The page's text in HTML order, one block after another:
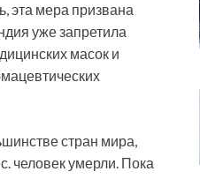
эта мера призвана
уже запретила
масок и
стран мира,
человек умерли. Пока